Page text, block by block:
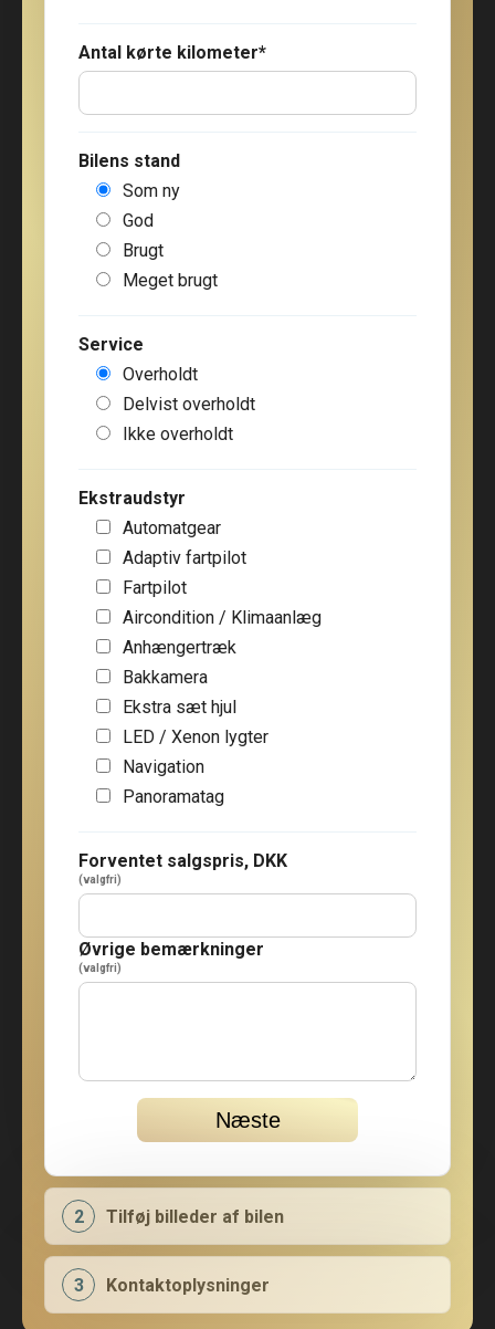
Antal kørte kilometer*
Bilens stand
Som ny
God
Brugt
Meget brugt
Service
Overholdt
Delvist overholdt
Ikke overholdt
Ekstraudstyr
Automatgear
Adaptiv fartpilot
Fartpilot
Aircondition / Klimaanlæg
Anhængertræk
Bakkamera
Ekstra sæt hjul
LED / Xenon lygter
Navigation
Panoramatag
Forventet salgspris, DKK
(valgfri)
Øvrige bemærkninger
(valgfri)
Næste
2 Tilføj billeder af bilen
3 Kontaktoplysninger